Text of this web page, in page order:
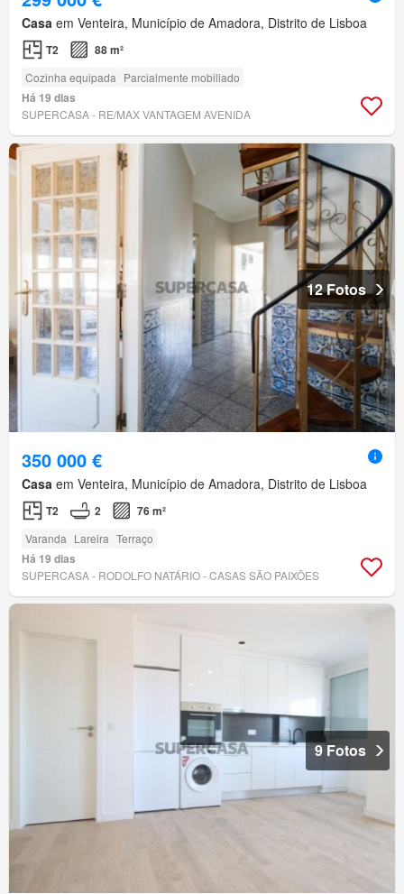
Casa em Venteira, Município de Amadora, Distrito de Lisboa
T2 88 m²
Cozinha equipada Parcialmente mobiliado
Há 19 dias
SUPERCASA - RE/MAX VANTAGEM AVENIDA
12 Fotos
350 000 €
Casa em Venteira, Município de Amadora, Distrito de Lisboa
T2 2 76 m²
Varanda Lareira Terraço
Há 19 dias
SUPERCASA - RODOLFO NATÁRIO - CASAS SÃO PAIXÕES
9 Fotos